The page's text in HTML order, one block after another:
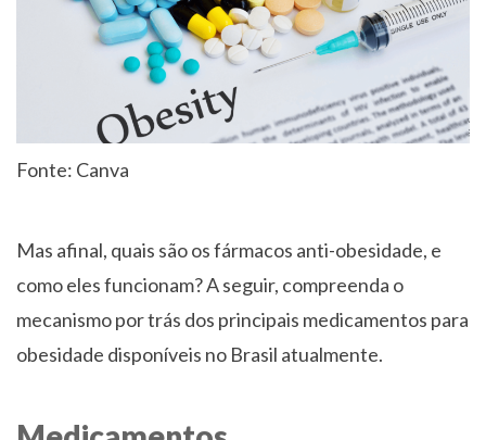
Fonte: Canva
Mas afinal, quais são os fármacos anti-obesidade, e
como eles funcionam? A seguir, compreenda o
mecanismo por trás dos principais medicamentos para
obesidade disponíveis no Brasil atualmente.